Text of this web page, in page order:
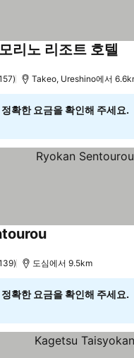
리노 리조트 호텔
Takeo, Ureshino에서
확한 요금을 확인해 주세요.
도심에서 9.5km
확한 요금을 확인해 주세요.